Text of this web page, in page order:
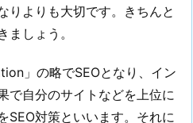
りよりも大切です。きちんと
しょう。
」の略でSEOとなり、イン
で自分のサイトなどを上位に
SEO対策といいます。それに